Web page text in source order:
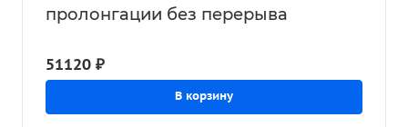
пролонгации без перерыва
51120 ₽
В корзину